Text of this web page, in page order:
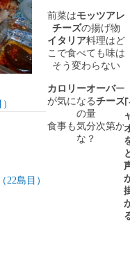
前菜はモッツアレ
チーズの揚げ物
イタリア料理はど
こで食べても味は
そう変わらない
カロリーオーバー
が気になるチーズ
の量
食事も気分次第か
な？
島目）